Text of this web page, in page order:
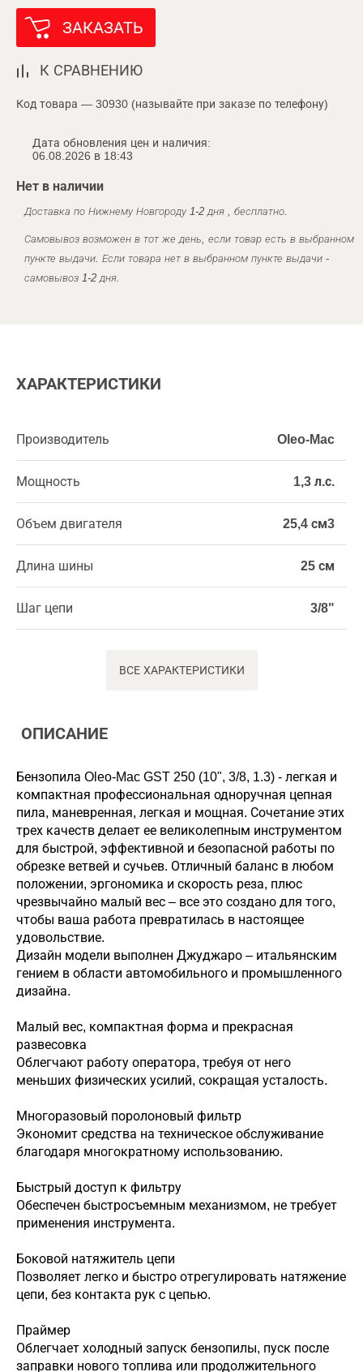
ЗАКАЗАТЬ
К СРАВНЕНИЮ
Код товара — 30930 (называйте при заказе по телефону)
Дата обновления цен и наличия:
06.08.2026 в 18:43
Нет в наличии
Доставка по Нижнему Новгороду 1-2 дня , бесплатно.
Самовывоз возможен в тот же день, если товар есть в выбранном
пункте выдачи. Если товара нет в выбранном пункте выдачи -
самовывоз 1-2 дня.
ХАРАКТЕРИСТИКИ
Производитель Oleo-Mac
Мощность 1,3 л.с.
Объем двигателя 25,4 см3
Длина шины 25 см
Шаг цепи 3/8"
ВСЕ ХАРАКТЕРИСТИКИ
ОПИСАНИЕ
Бензопила Oleo-Mac GST 250 (10", 3/8, 1.3) - легкая и
компактная профессиональная одноручная цепная
пила, маневренная, легкая и мощная. Сочетание этих
трех качеств делает ее великолепным инструментом
для быстрой, эффективной и безопасной работы по
обрезке ветвей и сучьев. Отличный баланс в любом
положении, эргономика и скорость реза, плюс
чрезвычайно малый вес – все это создано для того,
чтобы ваша работа превратилась в настоящее
удовольствие.
Дизайн модели выполнен Джуджаро – итальянским
гением в области автомобильного и промышленного
дизайна.
Малый вес, компактная форма и прекрасная
развесовка
Облегчают работу оператора, требуя от него
меньших физических усилий, сокращая усталость.
Многоразовый поролоновый фильтр
Экономит средства на техническое обслуживание
благодаря многократному использованию.
Быстрый доступ к фильтру
Обеспечен быстросъемным механизмом, не требует
применения инструмента.
Боковой натяжитель цепи
Позволяет легко и быстро отрегулировать натяжение
цепи, без контакта рук с цепью.
Праймер
Облегчает холодный запуск бензопилы, пуск после
заправки нового топлива или продолжительного